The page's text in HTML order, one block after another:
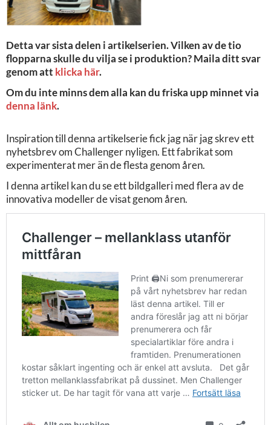
Detta var sista delen i artikelserien. Vilken av de tio
flopparna skulle du vilja se i produktion? Maila ditt svar
genom att klicka här.
Om du inte minns dem alla kan du friska upp minnet via
denna länk.
Inspiration till denna artikelserie fick jag när jag skrev ett
nyhetsbrev om Challenger nyligen. Ett fabrikat som
experimenterat mer än de flesta genom åren.
I denna artikel kan du se ett bildgalleri med flera av de
innovativa modeller de visat genom åren.